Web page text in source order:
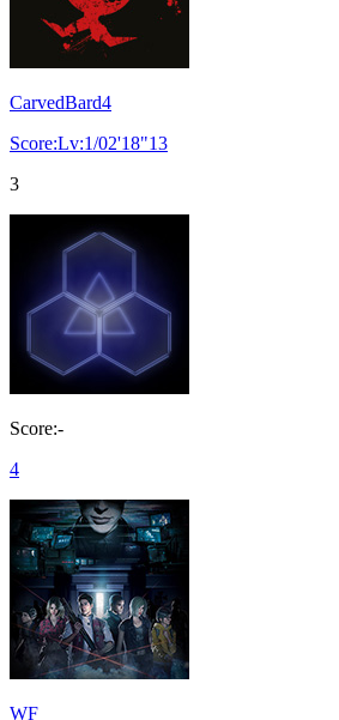
CarvedBard4
Score:Lv:1/02'18"13
3
Score:-
4
WF